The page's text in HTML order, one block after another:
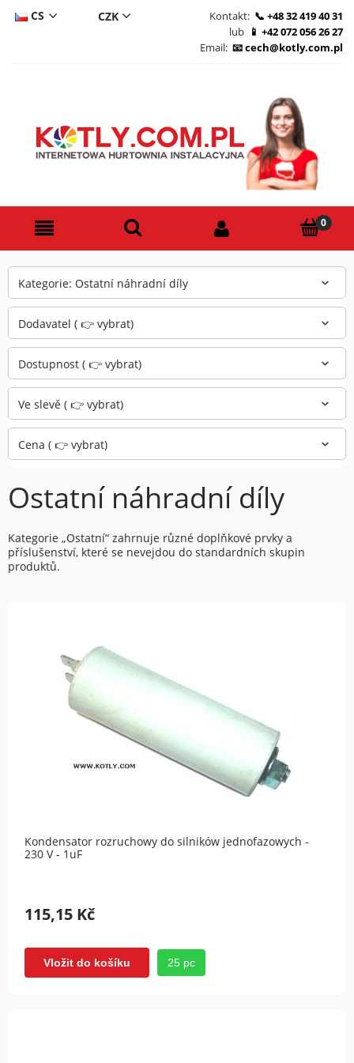
CS
Kontakt:
+48 32 419 40 31
lub
+42 072 056 26 27
Email:
cech@kotly.com.pl
Kategorie: Ostatní náhradní díly
Dodavatel ( 👉 vybrat)
Dostupnost ( 👉 vybrat)
Cena ( 👉 vybrat)
Ve slevě ( 👉 vybrat)
Ostatní náhradní díly
Kategorie „Ostatní“ zahrnuje různé doplňkové prvky a
příslušenství, které se nevejdou do standardních skupin
produktů.
Kondensator rozruchowy do silników jednofazowych -
230 V - 1uF
115,15 Kč
Vložit do košíku 25 pc